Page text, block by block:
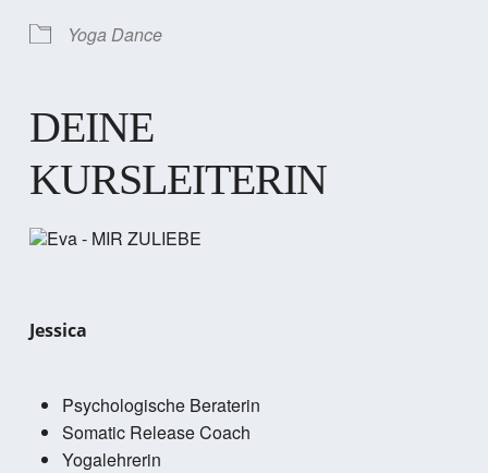
Yoga Dance
DEINE
KURSLEITERIN
Jessica
Psychologische Beraterin
Somatic Release Coach
Yogalehrerin